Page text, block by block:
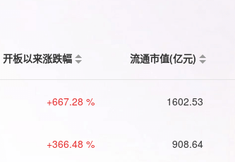
开板以来涨跌幅 流通市值(亿元)
+667.28 % 1602.53
+366.48 % 908.64